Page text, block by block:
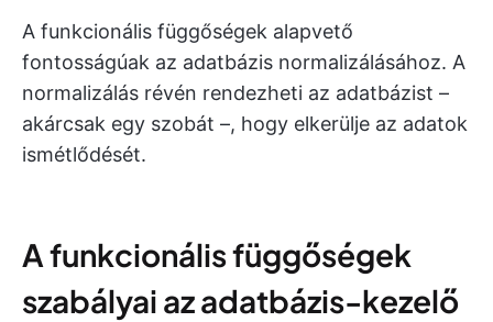
A funkcionális függőségek alapvető
fontosságúak az adatbázis normalizálásához. A
normalizálás révén rendezheti az adatbázist –
akárcsak egy szobát –, hogy elkerülje az adatok
ismétlődését.
A funkcionális függőségek
szabályai az adatbázis-kezelő